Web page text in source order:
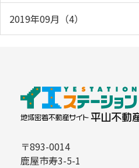
2019年09月（4）
〒893-0014
鹿屋市寿3-5-1